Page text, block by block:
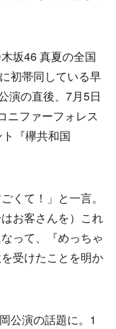
坂46 真夏の全国
初帯同している早
演の直後、7月5日
ニファーフォレス
『欅共和国
くて！」と一言。
お客さんを）これ
って、『めっちゃ
受けたことを明か
公演の話題に。1